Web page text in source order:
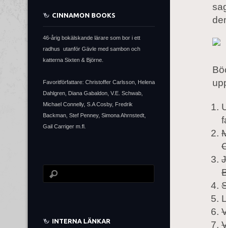
CINNAMON BOOKS
46-årig bokälskande lärare som bor i ett
radhus utanför Gävle med sambon och
katterna Sixten & Björne.
Favoritförfattare: Christoffer Carlsson, Helena
Dahlgren, Diana Gabaldon, V.E. Schwab,
Michael Connelly, S.A Cosby, Fredrik
Backman, Stef Penney, Simona Ahrnstedt,
Gail Carriger m.fl.
INTERNA LÄNKAR